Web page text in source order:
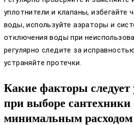
уплотнители и клапаны, избегайте
воды, используйте аэраторы и
отключения воды при
регулярно следите за
устраняйте протечки.
Какие факторы
при выборе сантехники
минимальным